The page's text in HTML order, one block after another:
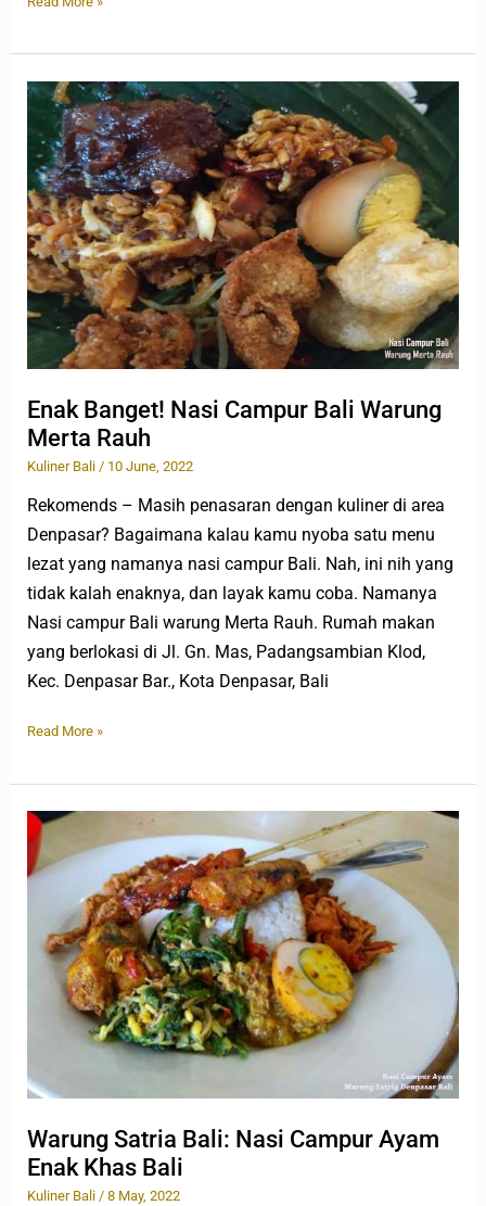
Enak Banget! Nasi Campur Bali Warung
Merta Rauh
Kuliner Bali / 10 June, 2022
Rekomends – Masih penasaran dengan kuliner di area
Denpasar? Bagaimana kalau kamu nyoba satu menu
lezat yang namanya nasi campur Bali. Nah, ini nih yang
tidak kalah enaknya, dan layak kamu coba. Namanya
Nasi campur Bali warung Merta Rauh. Rumah makan
yang berlokasi di Jl. Gn. Mas, Padangsambian Klod,
Kec. Denpasar Bar., Kota Denpasar, Bali
Enak
Banget!
Nasi
Campur
Bali
Warung
Merta
Rauh
Read More »
Warung Satria Bali: Nasi Campur Ayam
Enak Khas Bali
Kuliner Bali /8 May, 2022
Warung
Satria
Bali:
Campur
Ayam